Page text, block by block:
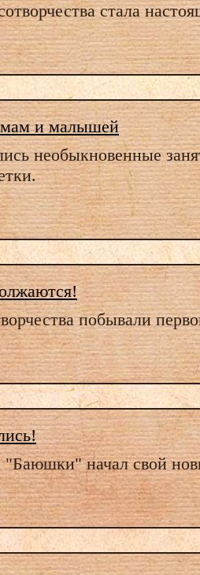
стала
и малышей
необыкновенные
побывали
"Баюшки" начал свой